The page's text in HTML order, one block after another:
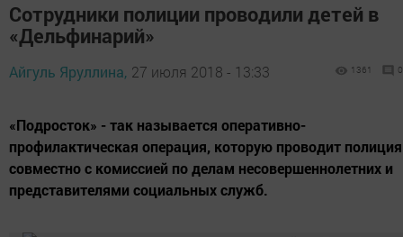
Сотрудники полиции проводили детей в
«Дельфинарий»
Айгуль Яруллина, 27 июля 2018 - 13:33 1361 0
«Подросток» - так называется оперативно-
профилактическая операция, которую проводит полиция
совместно с комиссией по делам несовершеннолетних и
представителями социальных служб.